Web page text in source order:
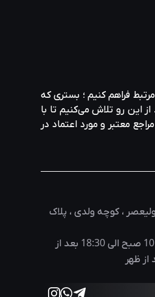
فراهم کنیم ؛ بستری که
این رو تلاش می‌کنیم تا با
معتبر و مورد اعتماد در
، کوچه ولدی ، پلاک
صبح الی 18:30 بعد از
از ظهر